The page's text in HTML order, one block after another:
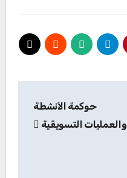
حوكمة الأنشطة
والعمليات التسويقية